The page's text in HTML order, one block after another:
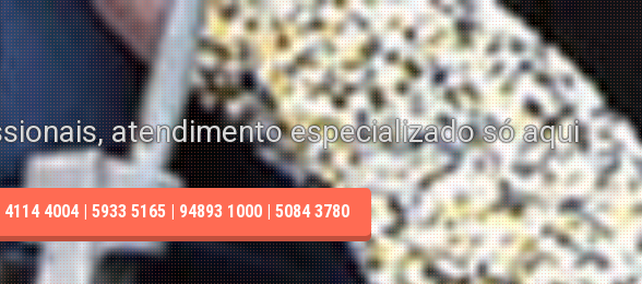
atendimento especializado só aqui
4114 4004 | 5933 5165 | 94893 1000 | 5084 3780